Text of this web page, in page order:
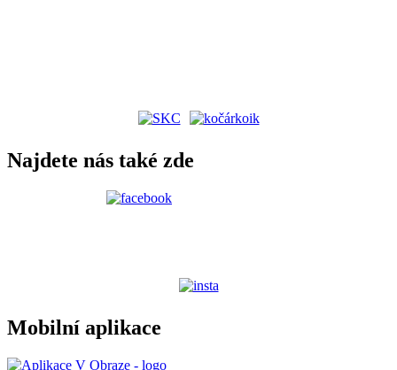
Najdete nás také zde
Mobilní aplikace